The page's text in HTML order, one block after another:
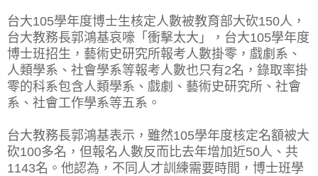
台大105學年度博士生核定人數被教育部大砍150人，
台大教務長郭鴻基哀嚎「衝擊太大」，台大105學年度
博士班招生，藝術史研究所報考人數掛零，戲劇系、
人類學系、社會學系等報考人數也只有2名，錄取率掛
零的科系包含人類學系、戲劇、藝術史研究所、社會
系、社會工作學系等五系。
台大教務長郭鴻基表示，雖然105學年度核定名額被大
砍100多名，但報名人數反而比去年增加近50人、共
1143名。他認為，不同人才訓練需要時間，博士班學